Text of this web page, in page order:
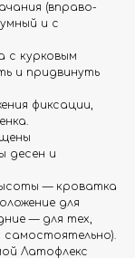
(вправо-
и с
с курковым
и придвинуть
фиксации,
десен и
— кроватка
для
— для тех,
Латофлекс